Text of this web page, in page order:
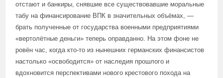
отстают и банкиры, снявшие все существовавшие моральные
табу на финансирование ВПК в значительных объёмах, —
брать полученные от государства военными предприятиями
«вертолётные деньги» теперь оправданно. На этом фоне не
ровён час, когда кто-то из нынешних германских финансистов
настолько «освободится» от наследия прошлого и
вдохновится перспективами нового крестового похода на